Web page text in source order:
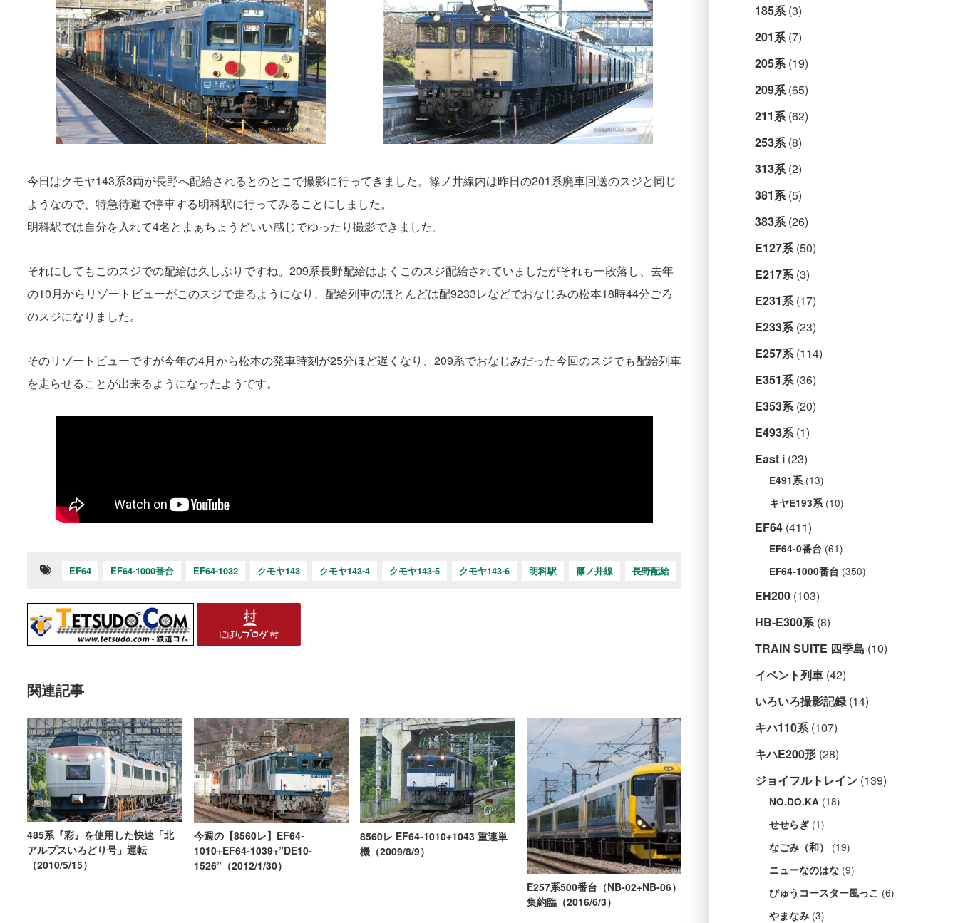
今日はクモヤ143系3両が長野へ配給されるとのとこで撮影に行ってきました。篠ノ井線内は昨日の201系廃車回送のスジと同じ
ようなので、特急待避で停車する明科駅に行ってみることにしました。
明科駅では自分を入れて4名とまぁちょうどいい感じでゆったり撮影できました。
それにしてもこのスジでの配給は久しぶりですね。209系長野配給はよくこのスジ配給されていましたがそれも一段落し、去年
の10月からリゾートビューがこのスジで走るようになり、配給列車のほとんどは配9233レなどでおなじみの松本18時44分ごろ
のスジになりました。
そのリゾートビューですが今年の4月から松本の発車時刻が25分ほど遅くなり、209系でおなじみだった今回のスジでも配給列車
を走らせることが出来るようになったようです。
EF64 EF64-1000番台 EF64-1032 クモヤ143 クモヤ143-4 クモヤ143-5 クモヤ143-6 明科駅 篠ノ井線 長野配給
関連記事
485系『彩』を使用した快速「北
アルプスいろどり号」運転
（2010/5/15）
今週の【8560レ】EF64-
1010+EF64-1039+”DE10-
1526”（2012/1/30）
8560レ EF64-1010+1043 重連単
機（2009/8/9）
E257系500番台（NB-02+NB-06）
集約臨（2016/6/3）
185系(3)
201系(7)
205系(19)
209系(65)
211系(62)
253系(8)
313系(2)
381系(5)
383系(26)
E127系(50)
E217系(3)
E231系(17)
E233系(23)
E257系(114)
E351系(36)
E353系(20)
E493系(1)
East i (23)
E491系(13)
キヤE193系(10)
EF64 (411)
EF64-0番台 (61)
EF64-1000番台 (350)
EH200 (103)
HB-E300系(8)
TRAIN SUITE 四季島 (10)
イベント列車 (42)
いろいろ撮影記録(14)
キハ110系(107)
キハE200形 (28)
ジョイフルトレイン (139)
NO.DO.KA (18)
せせらぎ (1)
なごみ（和） (19)
ニューなのはな (9)
びゅうコースター風っこ (6)
やまなみ (3)